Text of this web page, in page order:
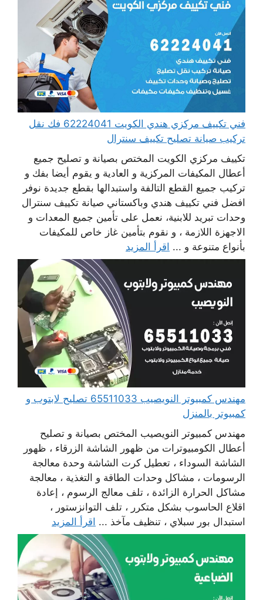
فني تكييف مركزي هندي الكويت 62224041 فك نقل
تركيب صيانة تصليح تكييف سنترال
تكييف مركزي الكويت المختص بصيانة و تصليح جميع
أعطال المكيفات المركزية و العادية و يقوم أيضا بفك و
تركيب جميع القطع التالفة واستبدالها بقطع جديدة نوفر
افضل فني تكييف هندي وباكستاني صيانة تكييف سنترال
وحدات تبريد للابنية، نعمل على تأمين جميع المعدات و
الاجهزة اللازمة ، و نقوم بتأمين غاز خاص للمكيفات
بأنواع متنوعة و ... اقرأ المزيد
مهندس كمبيوتر النويصيب 65511033 تصليح لابتوب و
كمبيوتر بالمنزل
مهندس كمبيوتر النويصيب المختص بصيانة و تصليح
أعطال الكومبيوترات من ظهور الشاشة الزرقاء ، ظهور
الشاشة السوداء ، تعطيل كرت الشاشة وحدة معالجة
الرسومات ، مشاكل وحدات الطاقة و التغذية ، معالجة
مشاكل الحرارة الزائدة ، تلف معالج الرسوم ، إعادة
اقلاع الحاسوب بشكل متكرر ، تلف التوانزستور ،
استبدال بور سبلاي ، تنظيف مآخذ ... اقرأ المزيد